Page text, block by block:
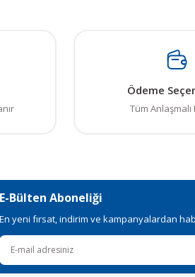
Ödeme
Tüm
E-Bülten Aboneliği
En yeni fırsat, indirim ve kampanyalardan